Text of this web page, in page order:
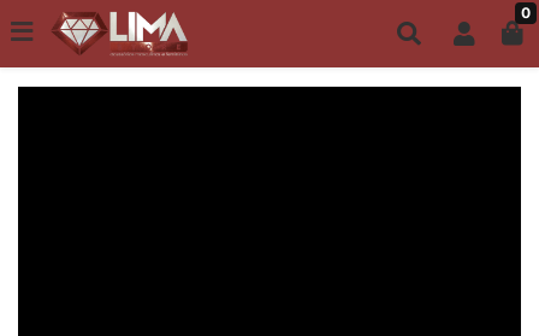
Todo site até 6X s/ juros | Frete Grátis a partir de R$149,00 0
ACESSÓRIOS MASCULINOS